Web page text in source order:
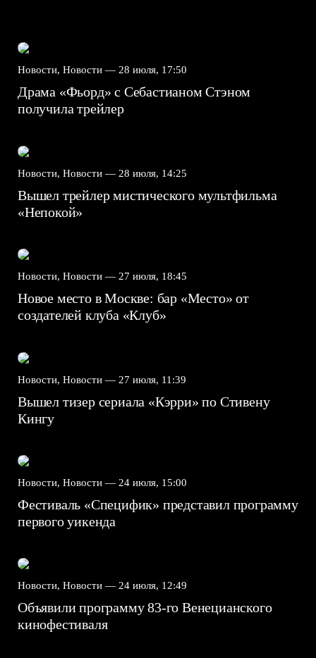
Новости, Новости — 28 июля, 17:50
Драма «Фьорд» с Себастианом Стэном
получила трейлер
Новости, Новости — 28 июля, 14:25
Вышел трейлер мистического мультфильма
«Непокой»
Новости, Новости — 27 июля, 18:45
Новое место в Москве: бар «Место» от
создателей клуба «Клуб»
Новости, Новости — 27 июля, 11:39
Вышел тизер сериала «Кэрри» по Стивену
Кингу
Новости, Новости — 24 июля, 15:00
Фестиваль «Специфик» представил программу
первого уикенда
Новости, Новости — 24 июля, 12:49
Объявили программу 83-го Венецианского
кинофестиваля